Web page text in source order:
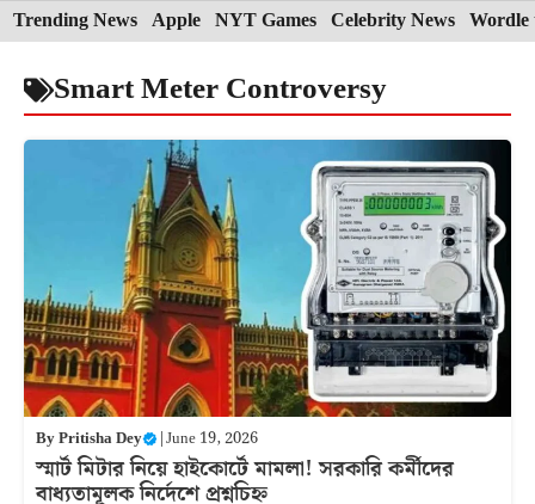
Skip
to
content
Trending News Apple NYT Games Celebrity News Wordle
Smart Meter Controversy
ByPritisha Dey |June 19, 2026
স্মার্ট মিটার নিয়ে হাইকোর্টে মামলা! সরকারি কর্মীদের
বাধ্যতামূলক নির্দেশে প্রশ্নচিহ্ন